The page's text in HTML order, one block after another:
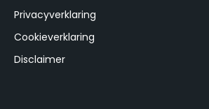
Privacyverklaring
Cookieverklaring
Disclaimer